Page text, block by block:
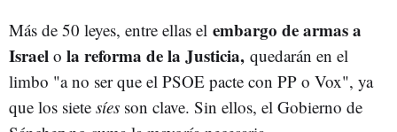
Más de 50 leyes, entre ellas el embargo de armas a
Israel o la reforma de la Justicia, quedarán en el
limbo "a no ser que el PSOE pacte con PP o Vox", ya
que los siete síes son clave. Sin ellos, el Gobierno de